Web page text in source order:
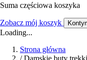
Suma częściowa koszyka
Zobacz mój koszyk
Loading...
Strona główna
/ Damskie buty